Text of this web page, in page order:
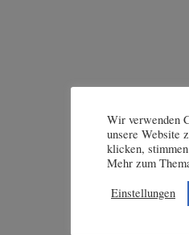
Wir verwenden
unsere Website
klicken,
Mehr zum
Einstellungen